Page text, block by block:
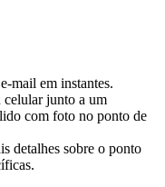
mail em instantes.
celular junto a um
com foto no ponto de
detalhes sobre o ponto